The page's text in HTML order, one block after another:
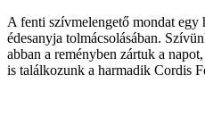
A fenti szívmelengető mondat
édesanyja tolmácsolásában.
abban a reményben zártuk a
is találkozunk a harmadik Cordis